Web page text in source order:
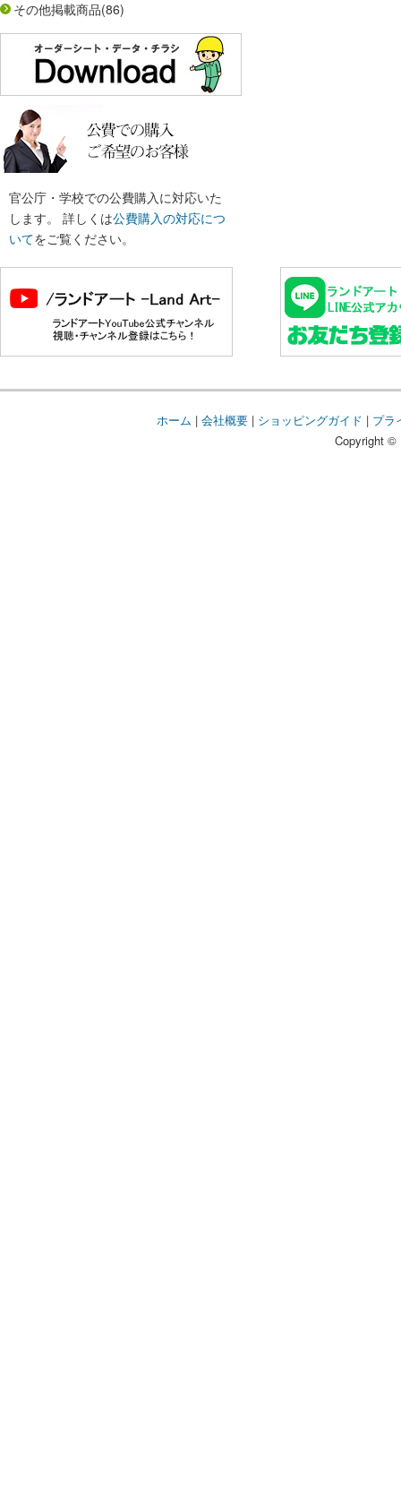
その他掲載商品(86)
官公庁・学校での公費購入に対応いた
します。 詳しくは公費購入の対応につ
いてをご覧ください。
ホーム | 会社概要| ショッピングガイド | プラ
Copyright ©